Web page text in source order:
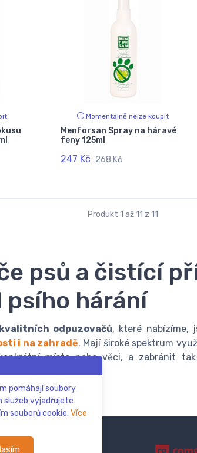
Momentálně nelze koupit
Menforsan Spray na háravé
feny 125ml
247 Kč 268 Kč
Produkt 1 až 11 z 11
psů a čistící
psího hárání
kvalitních odpuzovačů, které nabízíme,
i na zahradě. Mají široké spektrum
místa nebo věci, a zabránit tak
pomáhají soubory
služeb vyjadřujete
souborů cookie. Více